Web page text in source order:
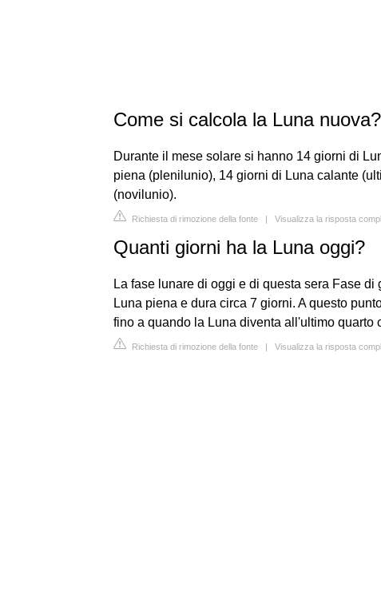
Come si calcola la Luna nuova?
Durante il mese solare si hanno 14 giorni di
piena (plenilunio), 14 giorni di Luna calante
(novilunio).
Richiesta di rimozione della fonte | Visualizza la risposta
Quanti giorni ha la Luna oggi?
La fase lunare di oggi e di questa sera Fase
Luna piena e dura circa 7 giorni. A questo
fino a quando la Luna diventa all'ultimo quarto
Richiesta di rimozione della fonte | Visualizza la risposta